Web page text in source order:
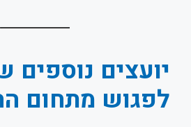
יועצים
לפגוש מתחום